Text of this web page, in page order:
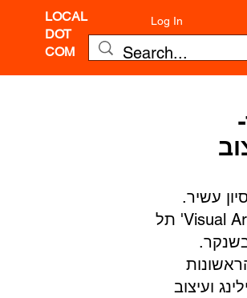
LOCAL
DOT
COM
Log In
עשיר.
בוגרת המחלקה לעיצוב תקשורת חזותית 'Visual Arts Ascola' תל
ועיצוב